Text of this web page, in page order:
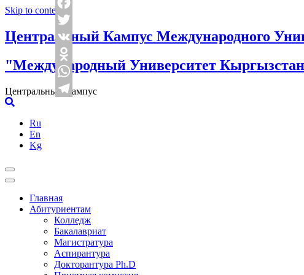
Skip to content
Центральный Кампус Международного
"Международный Университет
Центральный Кампус
Ru
En
Kg
Главная
Абитуриентам
Колледж
Бакалавриат
Магистратура
Аспирантура
Докторантура Ph.D
Facebook
Twitter
VK
Odnoklassniki
WhatsApp